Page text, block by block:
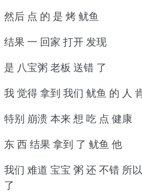
然后 点 的 是 烤 鱿鱼
结果 一 回家 打开 发现
是 八宝粥 老板 送错 了
我 觉得 拿到 我们 鱿鱼 的 人
特别 崩溃 本来 想 吃 点 健康
东 西 结果 拿到 了 鱿鱼 他
我们 难道 宝宝 粥 还 不错 所
了